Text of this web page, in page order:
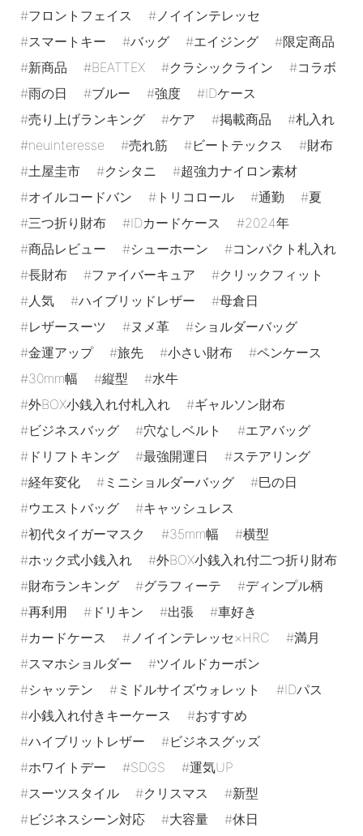
フロントフェイス
ノイインテレッセ
スマートキー
バッグ エイジング
限定商品
新商品
BEATTEX クラシックライン
コラボ
雨の日
ブルー 強度
IDケース
売り上げランキング
ケア 掲載商品
札入れ
neuinteresse
売れ筋 ビートテックス
財布
土屋圭市
クシタニ
超強力ナイロン素材
オイルコードバン
トリコロール 通勤
夏
三つ折り財布
IDカードケース
2024年
商品レビュー
シューホーン
コンパクト札入れ
長財布
ファイバーキュア
クリックフィット
人気
ハイブリッドレザー
母倉日
レザースーツ
ヌメ革
ショルダーバッグ
金運アップ
旅先 小さい財布
ペンケース
30mm幅
縦型
水牛
外BOX小銭入れ付札入れ
ギャルソン財布
ビジネスバッグ
穴なしベルト
エアバッグ
ドリフトキング
最強開運日
ステアリング
経年変化
ミニショルダーバッグ
巳の日
ウエストバッグ
キャッシュレス
初代タイガーマスク
35mm幅
横型
ホック式小銭入れ
外BOX小銭入れ付二つ折り財布
財布ランキング
グラフィーテ
ディンプル柄
再利用
ドリキン 出張
車好き
カードケース
ノイインテレッセ×HRC
満月
スマホショルダー
ツイルドカーボン
シャッテン
ミドルサイズウォレット
IDパス
小銭入れ付きキーケース
おすすめ
ハイブリットレザー
ビジネスグッズ
ホワイトデー
SDGS
運気UP
スーツスタイル
クリスマス
新型
ビジネスシーン対応
大容量
休日